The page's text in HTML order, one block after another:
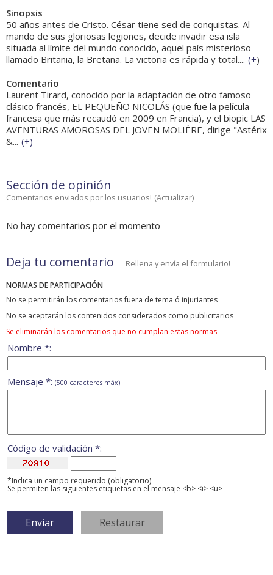
Sinopsis
50 años antes de Cristo. César tiene sed de conquistas. Al
mando de sus gloriosas legiones, decide invadir esa isla
situada al límite del mundo conocido, aquel país misterioso
llamado Britania, la Bretaña. La victoria es rápida y total.... (+)
Comentario
Laurent Tirard, conocido por la adaptación de otro famoso
clásico francés, EL PEQUEÑO NICOLÁS (que fue la película
francesa que más recaudó en 2009 en Francia), y el biopic LAS
AVENTURAS AMOROSAS DEL JOVEN MOLIÈRE, dirige "Astérix
&... (+)
Sección de opinión
Comentarios enviados por los usuarios! (Actualizar)
No hay comentarios por el momento
Deja tu comentario Rellena y envía el formulario!
NORMAS DE PARTICIPACIÓN
No se permitirán los comentarios fuera de tema ó injuriantes
No se aceptarán los contenidos considerados como publicitarios
Se eliminarán los comentarios que no cumplan estas normas
Nombre *:
Mensaje *: (500 caracteres máx)
Código de validación *:
*Indica un campo requerido (obligatorio)
Se permiten las siguientes etiquetas en el mensaje <b> <i> <u>